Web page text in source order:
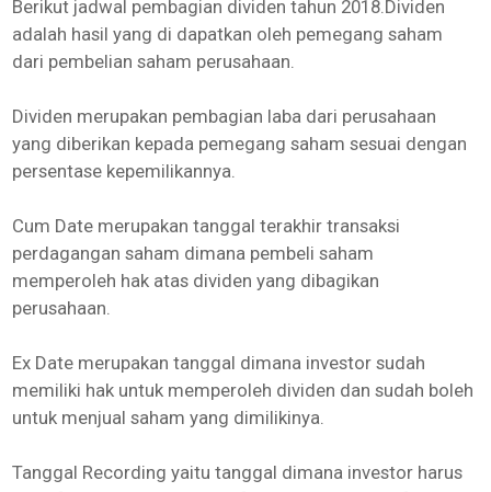
Berikut jadwal pembagian dividen tahun 2018.Dividen
adalah hasil yang di dapatkan oleh pemegang saham
dari pembelian saham perusahaan.
Dividen merupakan pembagian laba dari perusahaan
yang diberikan kepada pemegang saham sesuai dengan
persentase kepemilikannya.
Cum Date merupakan tanggal terakhir transaksi
perdagangan saham dimana pembeli saham
memperoleh hak atas dividen yang dibagikan
perusahaan.
Ex Date merupakan tanggal dimana investor sudah
memiliki hak untuk memperoleh dividen dan sudah boleh
untuk menjual saham yang dimilikinya.
Tanggal Recording yaitu tanggal dimana investor harus